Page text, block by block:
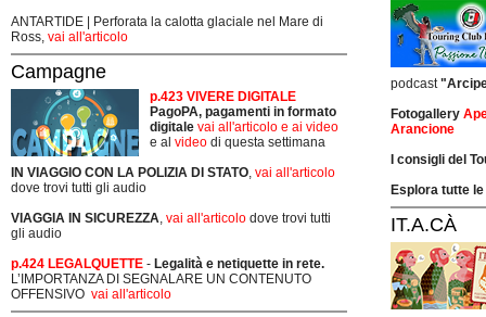
ANTARTIDE | Perforata la calotta glaciale nel Mare di
Ross, vai all'articolo
Campagne
p.423 VIVERE DIGITALE
PagoPA, pagamenti in formato
digitale vai all'articolo e ai video
e al video di questa settimana
IN VIAGGIO CON LA POLIZIA DI STATO, vai all'articolo
dove trovi tutti gli audio
VIAGGIA IN SICUREZZA, vai all'articolo dove trovi tutti
gli audio
p.424 LEGALQUETTE - Legalità e netiquette in rete.
L’IMPORTANZA DI SEGNALARE UN CONTENUTO
OFFENSIVO vai all'articolo
podcast
Fotogallery
Arancione
I consigli del
Esplora tutte
IT.A.CÀ